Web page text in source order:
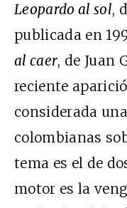
Leopardo al sol,
publicada en
al caer, de Juan
reciente
considerada
colombianas
tema es el de
motor es la